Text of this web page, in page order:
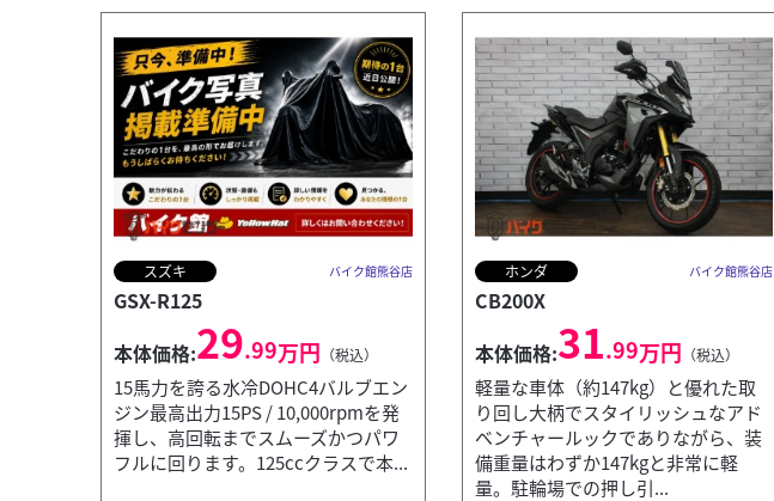
スズキ バイク館熊谷店
GSX-R125
本体価格:29.99万円 （税込）
15馬力を誇る水冷DOHC4バルブエン
ジン最高出力15PS / 10,000rpmを発
揮し、高回転までスムーズかつパワ
フルに回ります。125ccクラスで本...
ホンダ バイク館熊谷店
CB200X
本体価格:31.99万円 （税込）
軽量な車体（約147kg）と優れた取
り回し大柄でスタイリッシュなアド
ベンチャールックでありながら、装
備重量はわずか147kgと非常に軽
量。駐輪場での押し引...